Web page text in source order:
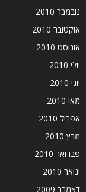
נובמבר 2010
אוקטובר 2010
אוגוסט 2010
יולי 2010
יוני 2010
מאי 2010
אפריל 2010
מרץ 2010
פברואר 2010
ינואר 2010
דצמבר 2009